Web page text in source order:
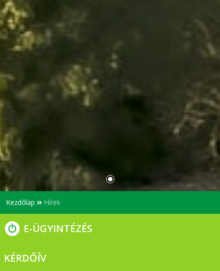
Kezdőlap Hírek
E-ÜGYINTÉZÉS
KÉRDŐÍV